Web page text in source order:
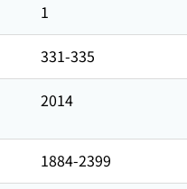
1
331-335
2014
1884-2399